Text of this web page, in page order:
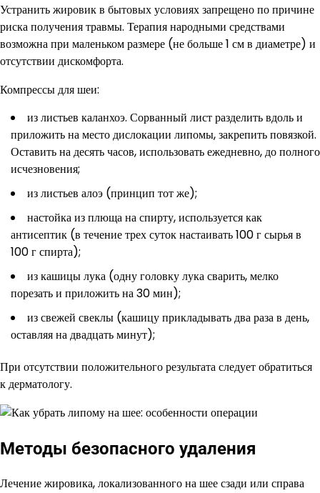
Устранить жировик в бытовых условиях запрещено по причине
риска получения травмы. Терапия народными средствами
возможна при маленьком размере (не больше 1 см в диаметре) и
отсутствии дискомфорта.
Компрессы для шеи:
из листьев каланхоэ. Сорванный лист разделить вдоль и
приложить на место дислокации липомы, закрепить повязкой.
Оставить на десять часов, использовать ежедневно, до полного
исчезновения;
из листьев алоэ (принцип тот же);
настойка из плюща на спирту, используется как
антисептик (в течение трех суток настаивать 100 г сырья в
100 г спирта);
из кашицы лука (одну головку лука сварить, мелко
порезать и приложить на 30 мин);
из свежей свеклы (кашицу прикладывать два раза в день,
оставляя на двадцать минут);
При отсутствии положительного результата следует обратиться
к дерматологу.
Методы безопасного удаления
Лечение жировика, локализованного на шее сзади или справа